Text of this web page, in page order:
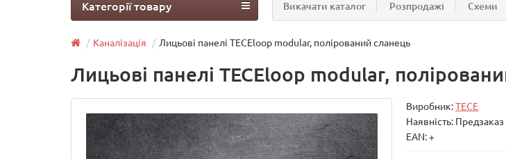
Викачати каталог Розпродажі Схеми
Категорії товару
Каналізація Лицьові панелі TECEloop modular, полірований сланець
Лицьові панелі TECEloop modular,
Виробник:TECE
Наявність: Предзаказ
EAN: +